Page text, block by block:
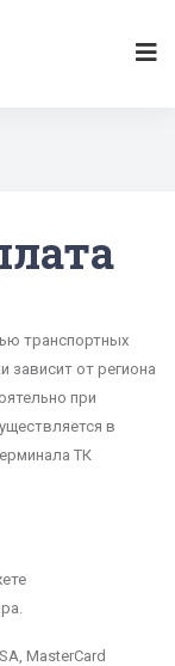
транспортных
зависит от региона
при
в
ТК
MasterCard